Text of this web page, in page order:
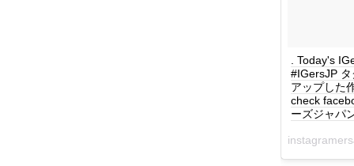
. Today's
#IGersJP
アップした
check
ーズジャパ